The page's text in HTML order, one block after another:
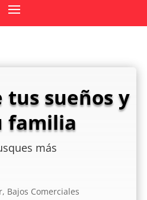
tus sueños y
familia
más
Bajos Comerciales